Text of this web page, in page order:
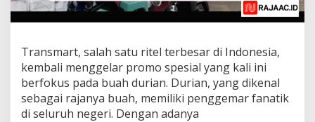
Transmart, salah satu ritel terbesar di Indonesia,
kembali menggelar promo spesial yang kali ini
berfokus pada buah durian. Durian, yang dikenal
sebagai rajanya buah, memiliki penggemar fanatik
di seluruh negeri. Dengan adanya